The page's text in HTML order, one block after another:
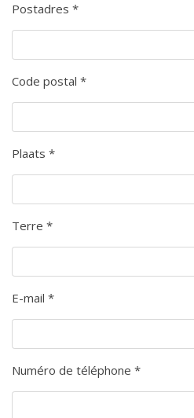
Postadres *
Code postal *
Plaats *
Terre *
E-mail *
Numéro de téléphone *